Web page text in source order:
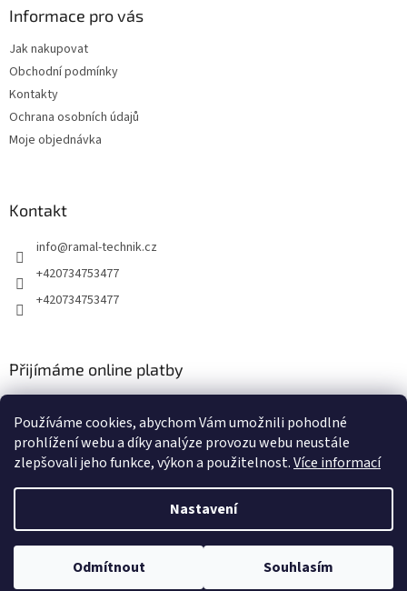
Používáme cookies, abychom Vám umožnili pohodlné
prohlížení webu a díky analýze provozu webu neustále
zlepšovali jeho funkce, výkon a použitelnost.Více informací
Nastavení
Odmítnout Souhlasím
Informace pro vás
Jak nakupovat
Obchodní podmínky
Kontakty
Ochrana osobních údajů
Moje objednávka
Kontakt
info@ramal-technik.cz
+420734753477
+420734753477
Přijímáme online platby
Copyright 2026RAMAL TECHNIK. Všechna práva vyhrazena.Upravit